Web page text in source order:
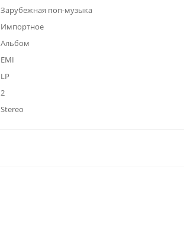
Зарубежная поп-музыка
Импортное
Альбом
EMI
LP
2
Stereo